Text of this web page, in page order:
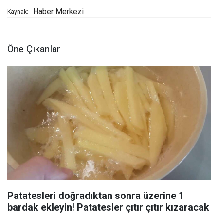
Kaynak: Haber Merkezi
Öne Çıkanlar
Patatesleri doğradıktan sonra üzerine 1
bardak ekleyin! Patatesler çıtır çıtır kızaracak